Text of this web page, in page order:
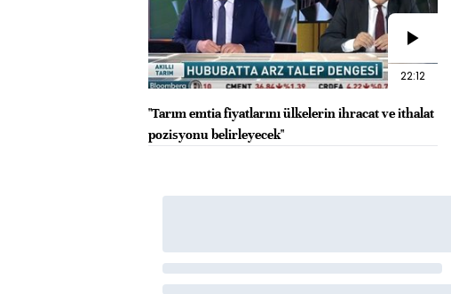
22:12
"Tarım emtia fiyatlarını ülkelerin ihracat ve ithalat
pozisyonu belirleyecek"